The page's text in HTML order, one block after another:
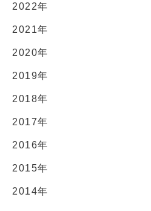
2022年
2021年
2020年
2019年
2018年
2017年
2016年
2015年
2014年